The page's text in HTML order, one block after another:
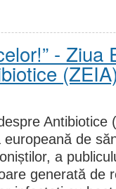
- Ziua
Antibiotice
de
a
generată de